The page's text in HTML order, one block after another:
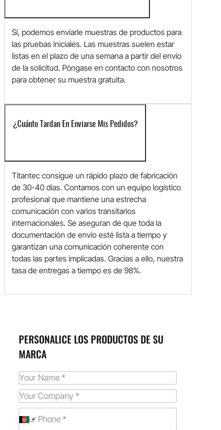
Sí, podemos enviarle muestras de productos para
las pruebas iniciales. Las muestras suelen estar
listas en el plazo de una semana a partir del envío
de la solicitud. Póngase en contacto con nosotros
para obtener su muestra gratuita.
¿Cuánto Tardan En Enviarse Mis Pedidos?
Titantec consigue un rápido plazo de fabricación
de 30-40 días. Contamos con un equipo logístico
profesional que mantiene una estrecha
comunicación con varios transitarios
internacionales. Se aseguran de que toda la
documentación de envío esté lista a tiempo y
garantizan una comunicación coherente con
todas las partes implicadas. Gracias a ello, nuestra
tasa de entregas a tiempo es de 98%.
PERSONALICE LOS PRODUCTOS DE SU
MARCA